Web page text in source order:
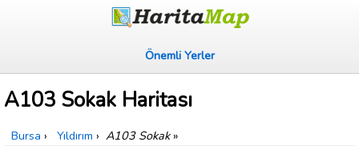
Önemli Yerler
A103 Sokak Haritası
Bursa › Yıldırım › A103 Sokak»